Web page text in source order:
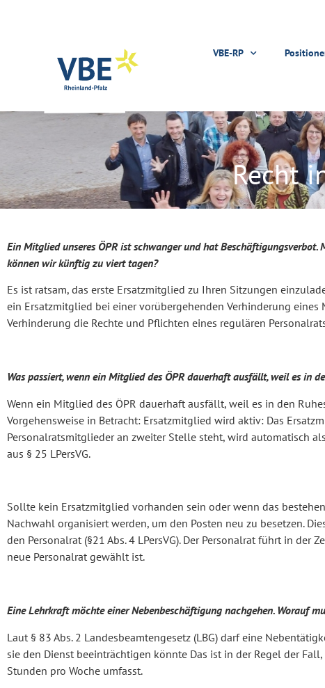
VBE-RP
Recht
Ein Mitglied unseres ÖPR ist schwanger und hat
können wir künftig zu viert tagen?
Es ist ratsam, das erste Ersatzmitglied zu Ihren Sitzungen
ein Ersatzmitglied bei einer vorübergehenden Verhinderung eines
Verhinderung die Rechte und Pflichten eines regulären
Was passiert, wenn ein Mitglied des ÖPR dauerhaft ausfällt, weil es in
Wenn ein Mitglied des ÖPR dauerhaft ausfällt, weil es in den
Vorgehensweise in Betracht: Ersatzmitglied wird aktiv: Das
Personalratsmitglieder an zweiter Stelle steht, wird automatisch
aus § 25 LPersVG.
Sollte kein Ersatzmitglied vorhanden sein oder wenn das
Nachwahl organisiert werden, um den Posten neu zu besetzen.
den Personalrat (§21 Abs. 4 LPersVG). Der Personalrat führt in der
neue Personalrat gewählt ist.
Eine Lehrkraft möchte einer Nebenbeschäftigung nachgehen. Worauf
Laut § 83 Abs. 2 Landesbeamtengesetz (LBG) darf eine
sie den Dienst beeinträchtigen könnte Das ist in der Regel der
Stunden pro Woche umfasst.